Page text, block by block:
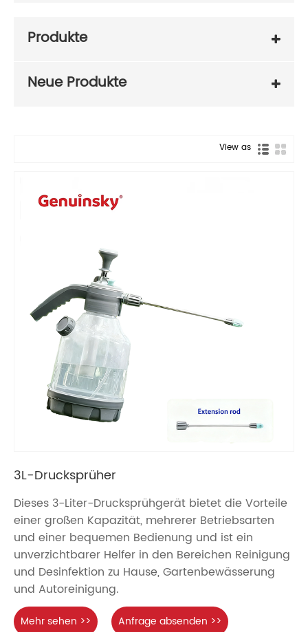
Produkte
Neue Produkte
View as
3L-Drucksprüher
Dieses 3-Liter-Drucksprühgerät bietet die Vorteile
einer großen Kapazität, mehrerer Betriebsarten
und einer bequemen Bedienung und ist ein
unverzichtbarer Helfer in den Bereichen Reinigung
und Desinfektion zu Hause, Gartenbewässerung
und Autoreinigung.
Mehr sehen >> Anfrage absenden >>